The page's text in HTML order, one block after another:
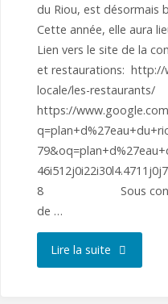
du Riou, est désormais
Cette année, elle aura
Lien vers le site de la
et restaurations: http://
locale/les-restaurants/
https://
8 Sous condition
de …
Lire la suite